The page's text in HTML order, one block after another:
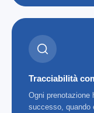
Tracciabilità
Ogni prenotazione
successo, quando